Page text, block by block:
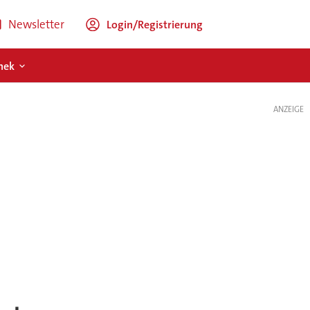
Newsletter Login/Registrierung
ANZEIGE